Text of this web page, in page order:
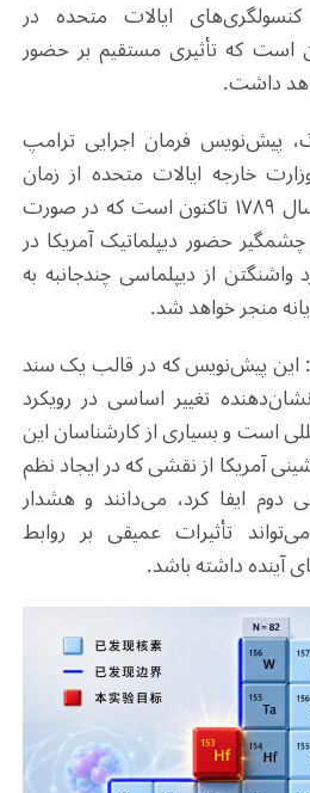
ایالات متحده در
که تأثیری مستقیم بر حضور
داشت.
پیش‌نویس فرمان اجرایی ترامپ
خارجه ایالات متحده از زمان
تاسیس این وزارتخانه در سال ۱۷۸۹ تاکنون است که در صورت
حضور دیپلماتیک آمریکا در
از دیپلماسی چندجانبه به
منجر خواهد شد.
این پیش‌نویس که در قالب یک سند
تغییر اساسی در رویکرد
است و بسیاری از کارشناسان این
آمریکا از نقشی که در ایجاد نظم
ایفا کرد، می‌دانند و هشدار
تأثیرات عمیقی بر روابط
آینده داشته باشد.